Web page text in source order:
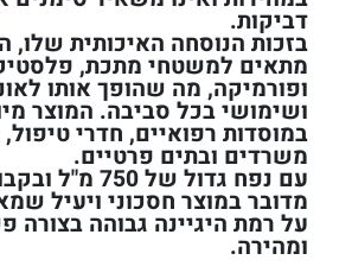
דביקות.
בזכות הנוסחה האיכותית שלו,
מתאים למשטחי מתכת,
ופורמיקה, מה שהופך אותו
ושימושי בכל סביבה. המוצר
במוסדות רפואיים, חדרי
משרדים ובתים פרטיים.
עם נפח גדול של
מדובר במוצר חסכוני ויעיל
על רמת היגיינה גבוהה בצורה
ומהירה.